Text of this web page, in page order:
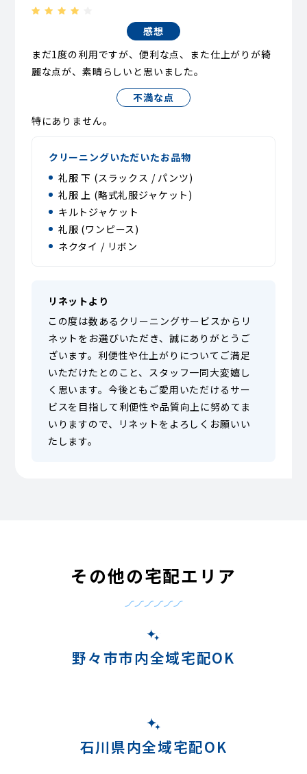
感想
まだ1度の利用ですが、便利な点、また仕上がりが綺
麗な点が、素晴らしいと思いました。
不満な点
特にありません。
クリーニングいただいたお品物
礼服 下 (スラックス / パンツ)
礼服 上 (略式礼服ジャケット)
キルトジャケット
礼服 (ワンピース)
ネクタイ / リボン
リネットより
この度は数あるクリーニングサービスからリ
ネットをお選びいただき、誠にありがとうご
ざいます。利便性や仕上がりについてご満足
いただけたとのこと、スタッフ一同大変嬉し
く思います。今後ともご愛用いただけるサー
ビスを目指して利便性や品質向上に努めてま
いりますので、リネットをよろしくお願いい
たします。
その他の宅配エリア
野々市市内全域宅配OK
石川県内全域宅配OK